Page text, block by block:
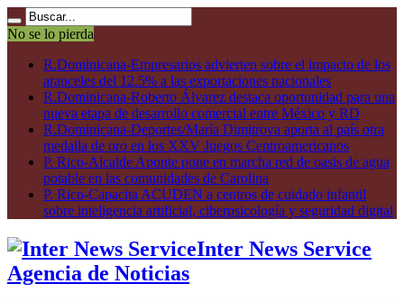
No se lo pierda
R.Dominicana-Empresarios advierten sobre el impacto de los
aranceles del 12.5% a las exportaciones nacionales
R.Dominicana-Roberto Álvarez destaca oportunidad para una
nueva etapa de desarrollo comercial entre México y RD
R.Dominicana-Deportes/María Dimitrova aporta al país otra
medalla de oro en los XXV Juegos Centroamericanos
P. Rico-Alcalde Aponte pone en marcha red de oasis de agua
potable en las comunidades de Carolina
P. Rico-Capacita ACUDEN a centros de cuidado infantil
sobre inteligencia artificial, ciberpsicología y seguridad digital
Inter News Service
Agencia de Noticias